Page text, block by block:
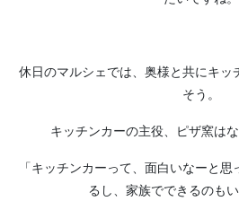
休日のマルシェでは、奥様と共にキッ
そう。
キッチンカーの主役、ピザ窯は
「キッチンカーって、面白いなーと
るし、家族でできるのもい